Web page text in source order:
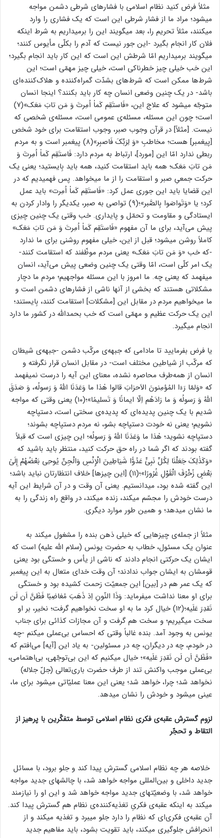
مثلاً فرض کنید نظام اسلامی با فشارهای شرطی دشمن مواجه
میشود؛ مراد ما از فشار شرطی این است که یک فشاری را وارد
میکنند، مثلاً تحریم را، بعد میگویند این را برمیداریم به شرط اینکه
فلان کار انجام بگیرد -این ‌جور نیست که آدم را بکلّی مأیوس کنند؛
میگویند برمیداریم امّا شرطش این است که این کار باید انجام بگیرد؛
این خب خیلی چیز خطرناکی است، خیلی چیز مهمّی است؛ این
شرط‌ها ممکن است که شرط‌های بشدّت گمراه‌کننده و هلاک‌کننده‌ای
باشد- در یک چنین وضعی انسان چه ‌کار باید بکنند؟ اینجا انسان
متوجّه میشود که علاج این، «فَاستَقِم کَماٰ اُمِرتَ وَ مَن تابَ مَعَک»(۷)
است؛ چون این مسئله، مسئله‌ی عمومی است، مسئله‌ی شخصی که
نیست. [مثلاً] در قرآن وجوب صبر، وجوب استقامت برای خود شخص
[پیغمبر] هست؛ مخاطبِ «وَ لِرَبِّکَ فَاصبِر»(۸) پیغمبر است و به مردم
ربطی ندارد امّا این [مورد]، ارتباط به مردم دارد: فَاستَقِم کَماٰ اُمِرتَ وَ
مَن تابَ مَعَک؛ همه باید استقامت کنید، همه باید بِایستید؛ یعنی یک
حرکت جمعیِ صبر و استقامت را از ما میخواهد. پس فهمیدیم که در
این قضایا باید این جوری عمل کرد: «فَاستَقِم کَماٰ اُمِرت‌» باید عمل
کرد؛ یا «وَتَواصَوا بِالصَّبر»؛(۹) تواصی به صبر، یکدیگر را وادار کردن به
ایستادگی و مقاومت و تحمّل و پایداری. خب وقتی یک چنین چیزی
پیش می‌آید، برای ما آن مفهوم «فَاستَقِم کَماٰ اُمِرتَ وَ مَن تابَ مَعَک»
کاملاً روشن میشود؛ قبل از این، خیلی مفهوم روشنی برای ما ندارد
-که خب «وَ مَن تابَ مَعَک» یعنی مردم موظّفند که استقامت کنند-
یک امر کلّی است، امّا وقتی یک چنین وضعی پیش می‌آید، انسان
میفهمد که یعنی چه. ما امروز با این مسئله مواجهیم؛ مردم ما دچار
مشکلاتی هستند که بخشی از آنها ناشی از فشارهای دشمن است و
ما میخواهیم مردم در مقابل این [مشکلات] استقامت کنند، بِایستند؛
این یک حرکت عظیم و مهمّی است که خب بحمدالله در کشور ما دارد
انجام میگیرد.
یا فرض بفرمایید تا مادامی که جبهه‌ی مرکّب دشمن -جبهه‌ی شیطان
که مرکّب از شیاطین مختلف است- در مقابل انسان قرار نگرفته و
انسان از همه‌طرف محاصره نشده، معنای این آیه را درست نمیفهمد
که «وَلمّا رَءَا المُؤمِنونَ الاَحزابَ قالوا هٰذا ما وَعَدَنَا اللهُ وَ رَسولُه، وَ صَدَقَ
اللهُ وَ رَسولُه وَ ما زادَهُم ‌اِلّا ایمانًا وَ تَسلیمًا»؛(۱۰) یعنی وقتی که مواجه
شدیم با یک چنین پدیده‌ای که پدیده‌ی سختی است، دستپاچه
نشویم؛ یعنی نه خودت دستپاچه بشو، نه مردم دستپاچه بشوند؛
دستپاچه نشوید؛ هٰذا ما وَعَدَنَا اللهُ وَ رَسولُه؛ این چیزی است که قبلاً
گفته بودند که اگر شما در راه حق حرکت کنید، منتظر باید باشید که
«وَکَذٰلِکَ جَعَلْنَا لِکُلِّ نَبِیٍّ عَدُوًّا شَیَاطِینَ الْإِنْسِ وَالْجِنِّ یُوحِی بَعْضُهُمْ إِلَیٰ
بَعْضٍ زُخْرُفَ الْقَوْلِ غُرُورًا»؛(۱۱) [این چیزها] خلاف انتظارتان نباید باشد؛
این گفته شده بود، میدانستیم. یعنی آن وقت و در آن شرایط این آیه
درست خودش را مجسّم میکند، زنده میکند، در واقع راه زندگی را به
ما نشان میدهد؛ و همین ‌طور موارد دیگری.
مثلاً از جمله‌ی چیزهایی که خیلی ذهن بنده را مشغول میکند به
عنوان یک مسئول، خطاب به حضرت یونس (سلام ‌الله ‌علیه‌) است که
ایشان یک حرکتی انجام دادند که ناشی از یأس و خستگی بود یعنی
قومشان به ایشان جواب ندادند؛ آن وقت خدای متعال به این پیغمبر
که یک عمر هم در [بین] این جمعیّت زحمت کشیده بود و خستگی
برای او معنا نداشت میفرماید: وَذَا النّونِ اِذ ذَهَبَ مُغاضِبًا فَظَنَّ اَن لَن
نَقدِرَ عَلَیه؛(۱۲) خیال کرد ما به او سخت نخواهیم گرفت؛ نخیر، بر او
سخت میگیریم؛ و سخت هم گرفت و آن مجازات کذائی برای جناب
یونس به وجود آمد. بنده غالباً وقتی که احساس بی‌عملی میکنم -چه
در خودم، چه در دیگران، چه در مسئولین- به یاد این [آیه] می‌افتم که
«فَظَنَّ اَن لَن نَقدِرَ عَلَیه»؛ خیال میکنیم که این بی‌توجّهی، بی‌اهتمامی،
بی‌عملی موجب واکنش تند از طرف حضرت باری‌تعالی (جلّ جلاله)
نخواهد شد؛ چرا، خواهد شد؛ یعنی این معنا عملیّاتی میشود برای ما،
عینی میشود و خودش را نشان میدهد.
لزوم گسترش عقبه‌ی فکری نظام اسلامی توسط متفکّرین با پرهیز از
التقاط و تحجّر
خلاصه هر چه نظام اسلامی گسترش پیدا کند و جلو برود، با مسائل
جدید داخلی و بین‌المللی مواجه خواهد شد، با چالشهای جدید مواجه
خواهد شد، با وضعیّتهای جدید مواجه خواهد شد و این او را نیازمند
میکند به اینکه عقبه‌ی فکریِ تغذیه‌کننده‌ی نظام هم گسترش پیدا کند.
آن عقبه‌ی فکری‌ای که نظام را دارد جلو میبرد و تغذیه میکند و از
انحرافش جلوگیری میکند، باید تقویت بشود، باید مفاهیم جدید